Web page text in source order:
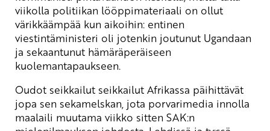
viikolla politiikan lööppimateriaali on ollut
värikkäämpää kun aikoihin: entinen
viestintäministeri oli jotenkin joutunut Ugandaan
ja sekaantunut hämäräperäiseen
kuolemantapaukseen.
Oudot seikkailut seikkailut Afrikassa päihittävät
jopa sen sekamelskan, jota porvarimedia innolla
maalaili muutama viikko sitten SAK:n